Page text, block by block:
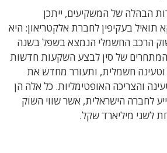
הבהלה של המשקיעים, ייתכן
תואיל בעקיפין לחברת אלקטריאון: היא
הרכב החשמלי הנמצא בשפל בשנה
של סין לבצע השקעות חדשות
חשמלית, ותעורר מחדש את
והצריכה האופטימליות. כל אלה הן
לחברה הישראלית, אשר שווי השוק
לשני מיליארד שקל.